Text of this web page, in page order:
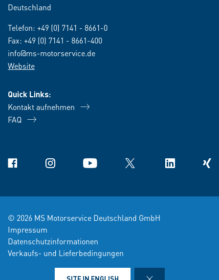
Deutschland
Telefon: +49 (0) 7141 - 8661-0
Fax: +49 (0) 7141 - 8661-400
info@ms-motorservice.de
Website
Quick Links:
Kontakt aufnehmen
FAQ
Facebook Instagram YouTube X Linkedin Xing
© 2026 MS Motorservice Deutschland GmbH
Impressum
Datenschutzinformationen
Verkaufs- und Lieferbedingungen
CLOSE